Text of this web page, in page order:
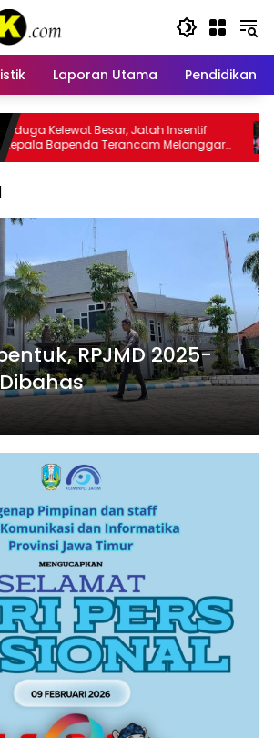
Laporan Utama Pendidikan
Kasus Insentif Pajak Listrik Muncul
Tersangka
RPJMD 2025-